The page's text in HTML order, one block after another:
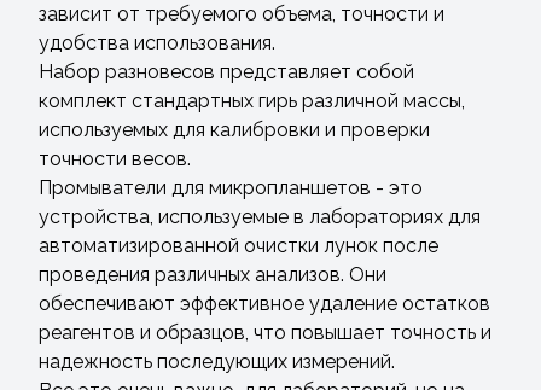
зависит от требуемого объема, точности и
удобства использования.
Набор разновесов представляет собой
комплект стандартных гирь различной массы,
используемых для калибровки и проверки
точности весов.
Промыватели для микропланшетов - это
устройства, используемые в лабораториях для
автоматизированной очистки лунок после
проведения различных анализов. Они
обеспечивают эффективное удаление остатков
реагентов и образцов, что повышает точность и
надежность последующих измерений.